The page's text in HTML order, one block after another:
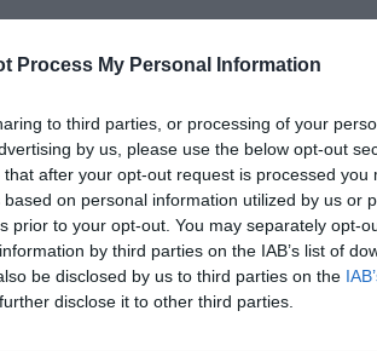
Process My Personal Information
to third parties, or processing of your
by us, please use the below opt-out
after your opt-out request is processed you
on personal information utilized by us or
prior to your opt-out. You may separately opt-
by third parties on the IAB’s list of
be disclosed by us to third parties on the
disclose it to other third parties.